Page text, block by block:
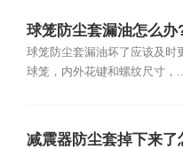
球笼防尘套漏油怎么办
球笼防尘套漏油坏了应该及时
球笼，内外花键和螺纹尺寸，
减震器防尘套掉下来了